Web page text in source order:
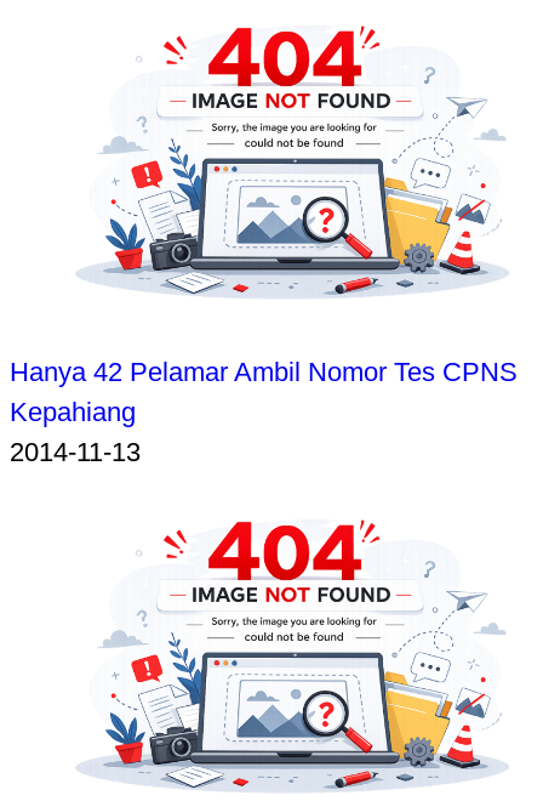
Hanya 42 Pelamar Ambil Nomor Tes CPNS
Kepahiang
2014-11-13